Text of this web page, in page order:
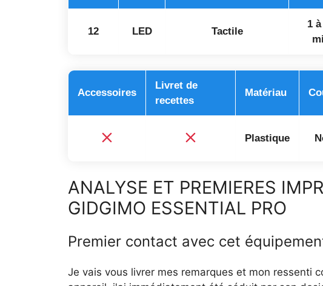
12 LED Tactile
1
Accessoires
Livret de
recettes
Matériau
Plastique
ANALYSE ET PREMIERES
GIDGIMO ESSENTIAL PRO
Premier contact avec cet
Je vais vous livrer mes remarques et mon ressenti